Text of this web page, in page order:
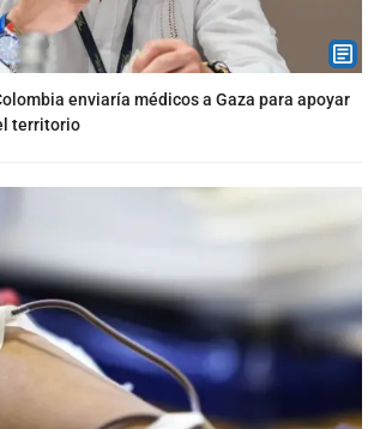
enviaría médicos a Gaza para apoyar
territorio